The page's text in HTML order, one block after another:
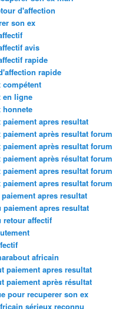
d'affection
son ex
avis
rapide
rapide
compétent
en ligne
honnete
apres resultat
après resultat forum
après resultat forum
après résultat forum
apres resultat forum
apres resultat forum
apres resultat
apres resultat
retour affectif
africain
paiement apres resultat
paiement après résultat
pour recuperer son ex
sérieux reconnu